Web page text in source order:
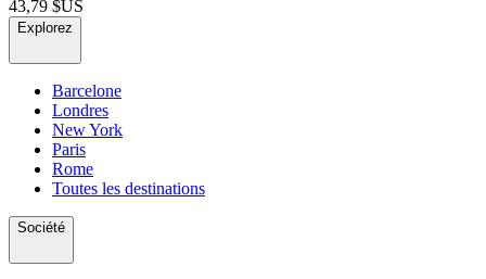
43,79 $US
Explorez
Barcelone
Londres
New York
Paris
Rome
Toutes les destinations
Société